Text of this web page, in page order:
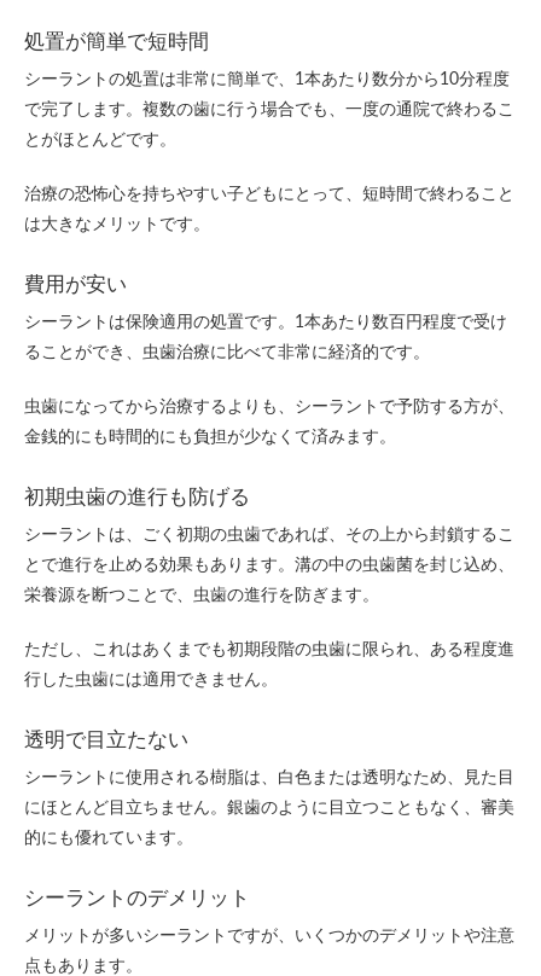
処置が簡単で短時間
シーラントの処置は非常に簡単で、1本あたり数分から10分程度
で完了します。複数の歯に行う場合でも、一度の通院で終わるこ
とがほとんどです。
治療の恐怖心を持ちやすい子どもにとって、短時間で終わること
は大きなメリットです。
費用が安い
シーラントは保険適用の処置です。1本あたり数百円程度で受け
ることができ、虫歯治療に比べて非常に経済的です。
虫歯になってから治療するよりも、シーラントで予防する方が、
金銭的にも時間的にも負担が少なくて済みます。
初期虫歯の進行も防げる
シーラントは、ごく初期の虫歯であれば、その上から封鎖するこ
とで進行を止める効果もあります。溝の中の虫歯菌を封じ込め、
栄養源を断つことで、虫歯の進行を防ぎます。
ただし、これはあくまでも初期段階の虫歯に限られ、ある程度進
行した虫歯には適用できません。
透明で目立たない
シーラントに使用される樹脂は、白色または透明なため、見た目
にほとんど目立ちません。銀歯のように目立つこともなく、審美
的にも優れています。
シーラントのデメリット
メリットが多いシーラントですが、いくつかのデメリットや注意
点もあります。